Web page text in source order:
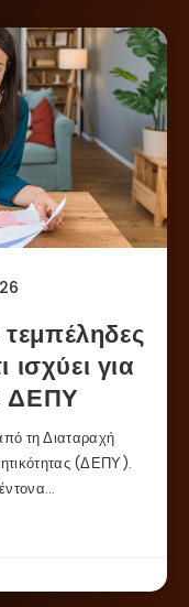
ισχύει για
ΔΕΠΥ
τη Διαταραχή
(ΔΕΠΥ).